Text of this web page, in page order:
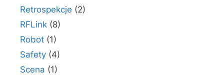
Retrospekcje (2)
RFLink (8)
Robot (1)
Safety (4)
Scena (1)